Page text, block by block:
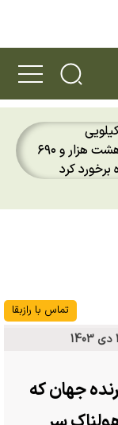
۴ هزار کیلویی
اسپیس‌اکس با سرعت هشت هزار و ۶۹۰
کرد
تماس با رازبقا
جهان که